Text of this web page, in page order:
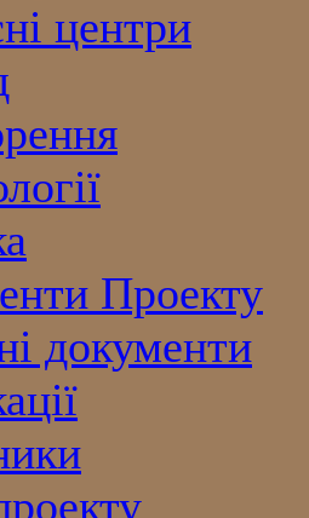
центри
Проекту
документи